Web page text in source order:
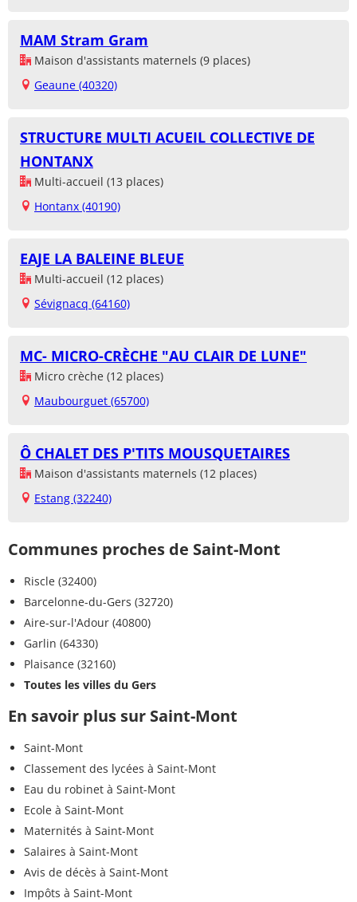
MAM Stram Gram
Maison d'assistants maternels (9 places)
Geaune (40320)
STRUCTURE MULTI ACUEIL COLLECTIVE DE
HONTANX
Multi-accueil (13 places)
Hontanx (40190)
EAJE LA BALEINE BLEUE
Multi-accueil (12 places)
Sévignacq (64160)
MC- MICRO-CRÈCHE "AU CLAIR DE LUNE"
Micro crèche (12 places)
Maubourguet (65700)
Ô CHALET DES P'TITS MOUSQUETAIRES
Maison d'assistants maternels (12 places)
Estang (32240)
Communes proches de Saint-Mont
Riscle (32400)
Barcelonne-du-Gers (32720)
Aire-sur-l'Adour (40800)
Garlin (64330)
Plaisance (32160)
Toutes les villes du Gers
En savoir plus sur Saint-Mont
Saint-Mont
Classement des lycées à Saint-Mont
Eau du robinet à Saint-Mont
Ecole à Saint-Mont
Maternités à Saint-Mont
Salaires à Saint-Mont
Avis de décès à Saint-Mont
Impôts à Saint-Mont